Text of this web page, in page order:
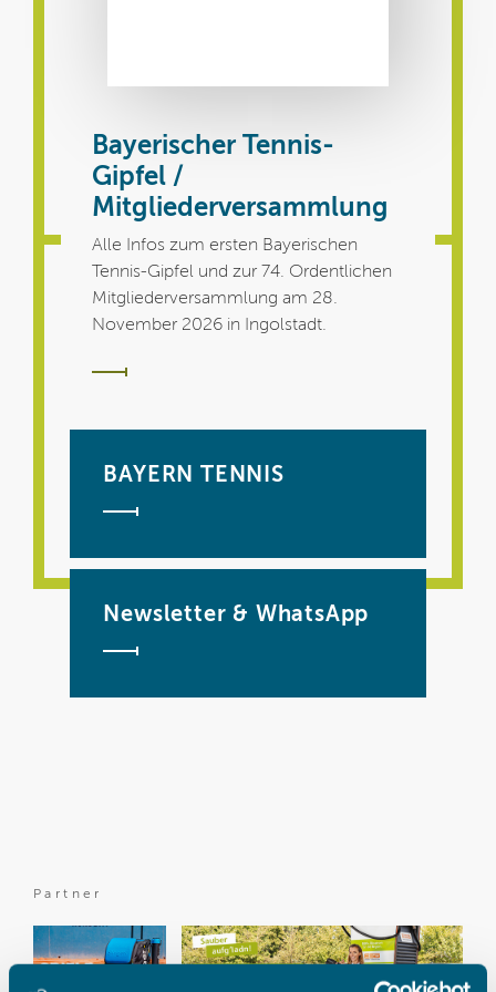
Bayerischer Tennis-
Gipfel /
Mitgliederversammlung
Alle Infos zum ersten Bayerischen
Tennis-Gipfel und zur 74. Ordentlichen
Mitgliederversammlung am 28.
November 2026 in Ingolstadt.
BAYERN TENNIS
Newsletter & WhatsApp
Partner